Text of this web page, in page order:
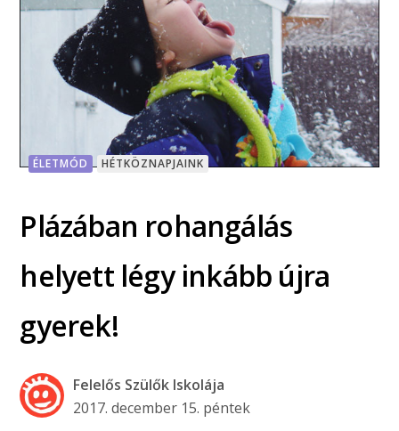
ÉLETMÓD HÉTKÖZNAPJAINK
Plázában rohangálás
helyett légy inkább újra
gyerek!
Felelős Szülők Iskolája
2017. december 15. péntek